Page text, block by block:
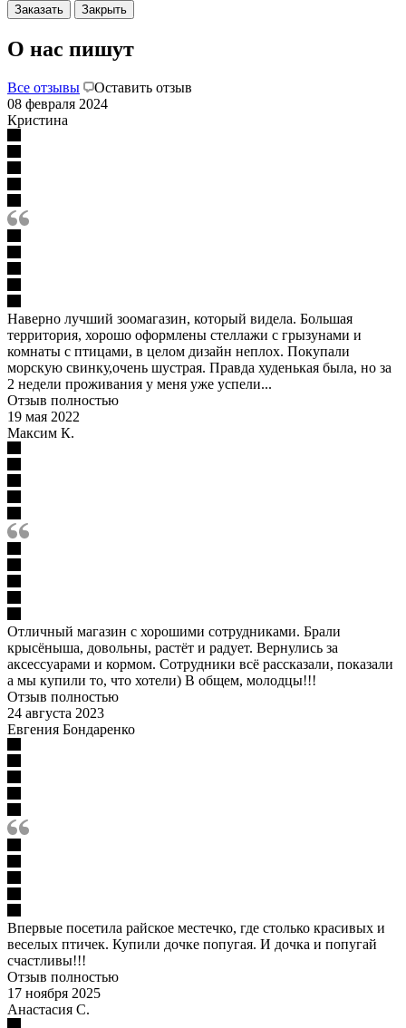
Заказать Закрыть
О нас пишут
Все отзывы
Оставить отзыв
08 февраля 2024
Кристина
Наверно лучший зоомагазин, который видела. Большая
территория, хорошо оформлены стеллажи с грызунами и
комнаты с птицами, в целом дизайн неплох. Покупали
морскую свинку,очень шустрая. Правда худенькая была, но за
2 недели проживания у меня уже успели...
Отзыв полностью
19 мая 2022
Максим К.
Отличный магазин с хорошими сотрудниками. Брали
крысёныша, довольны, растёт и радует. Вернулись за
аксессуарами и кормом. Сотрудники всё рассказали, показали
а мы купили то, что хотели) В общем, молодцы!!!
Отзыв полностью
24 августа 2023
Евгения Бондаренко
Впервые посетила райское местечко, где столько красивых и
веселых птичек. Купили дочке попугая. И дочка и попугай
счастливы!!!
Отзыв полностью
17 ноября 2025
Анастасия С.